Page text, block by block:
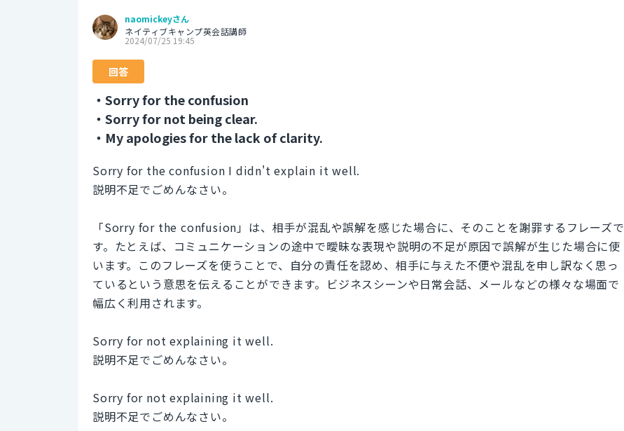
naomickeyさん
ネイティブキャンプ英会話講師
2024/07/25 19:45
回答
・Sorry for the confusion
・Sorry for not being clear.
・My apologies for the lack of clarity.
Sorry for the confusion I didn't explain it well.
説明不足でごめんなさい。
「Sorry for the confusion」は、相手が混乱や誤解を感じた場合に、そのことを謝罪するフレーズで
す。たとえば、コミュニケーションの途中で曖昧な表現や説明の不足が原因で誤解が生じた場合に使
います。このフレーズを使うことで、自分の責任を認め、相手に与えた不便や混乱を申し訳なく思っ
ているという意思を伝えることができます。ビジネスシーンや日常会話、メールなどの様々な場面で
幅広く利用されます。
Sorry for not explaining it well.
説明不足でごめんなさい。
Sorry for not explaining it well.
説明不足でごめんなさい。